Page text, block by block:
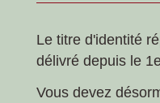
Le titre d'identité
délivré depuis le 1
Vous devez